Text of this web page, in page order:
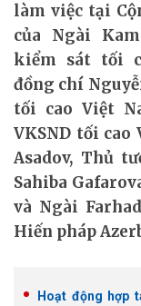
làm việc tại
của Ngài
kiểm sát tối
đồng chí
tối cao Việt
VKSND tối
Asadov, Thủ
Sahiba
và Ngài
Hiến pháp
Hoạt động hợp